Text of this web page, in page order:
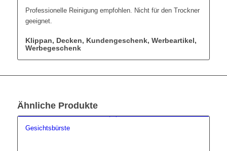
Professionelle Reinigung empfohlen. Nicht für den Trockner
geeignet.
Klippan, Decken, Kundengeschenk, Werbeartikel,
Werbegeschenk
Ähnliche Produkte
Gesichtsbürste